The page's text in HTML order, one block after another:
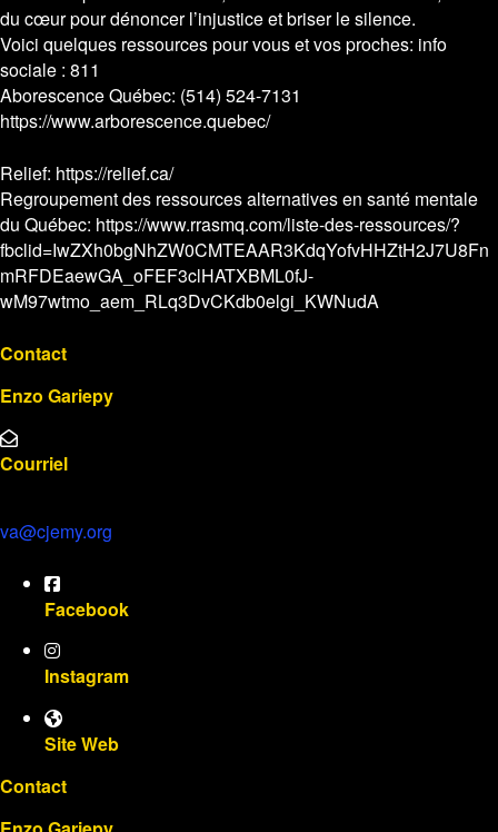
du cœur pour dénoncer l’injustice et briser le silence.
Voici quelques ressources pour vous et vos proches: info
sociale : 811
Aborescence Québec: (514) 524-7131
https://www.arborescence.quebec/
Relief: https://relief.ca/
Regroupement des ressources alternatives en santé mentale
du Québec: https://www.rrasmq.com/liste-des-ressources/?
fbclid=IwZXh0bgNhZW0CMTEAAR3KdqYofvHHZtH2J7U8Fn
mRFDEaewGA_oFEF3clHATXBML0fJ-
wM97wtmo_aem_RLq3DvCKdb0elgi_KWNudA
Contact
Enzo Gariepy
Courriel
va@cjemy.org
Facebook
Instagram
Site Web
Contact